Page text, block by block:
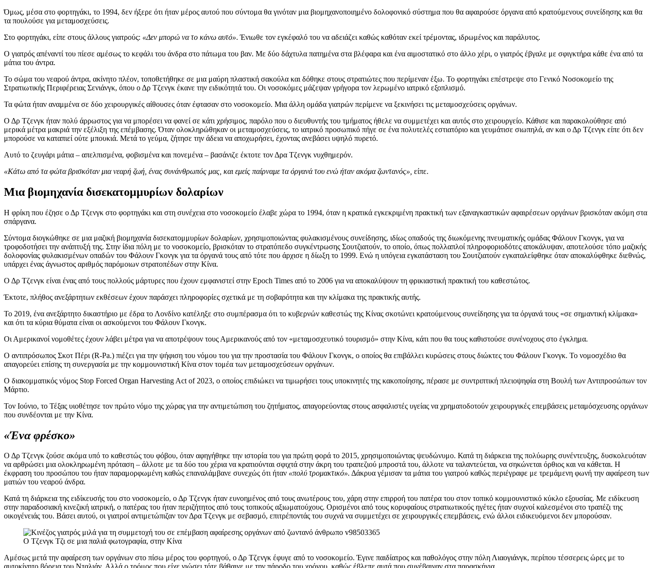
Όμως, μέσα στο φορτηγάκι, το 1994, δεν ήξερε ότι ήταν μέρος αυτού που σύντομα θα γινόταν μια βιομηχανοποιημένο δολοφονικό σύστημα που θα αφαιρούσε όργανα από κρατούμενους συνείδησης και θα
τα πουλούσε για μεταμοσχεύσεις.
Στο φορτηγάκι, είπε στους άλλους γιατρούς: «Δεν μπορώ να το κάνω αυτό». Ένιωθε τον εγκέφαλό του να αδειάζει καθώς καθόταν εκεί τρέμοντας, ιδρωμένος και παράλυτος.
Ο γιατρός απέναντί του πίεσε αμέσως το κεφάλι του άνδρα στο πάτωμα του βαν. Με δύο δάχτυλα πατημένα στα βλέφαρα και ένα αιμοστατικό στο άλλο χέρι, ο γιατρός έβγαλε με σφιγκτήρα κάθε ένα από τα
μάτια του άντρα.
Το σώμα του νεαρού άντρα, ακίνητο πλέον, τοποθετήθηκε σε μια μαύρη πλαστική σακούλα και δόθηκε στους στρατιώτες που περίμεναν έξω. Το φορτηγάκι επέστρεψε στο Γενικό Νοσοκομείο της
Στρατιωτικής Περιφέρειας Σενιάνγκ, όπου ο Δρ Τζενγκ έκανε την ειδικότητά του. Οι νοσοκόμες μάζεψαν γρήγορα τον λερωμένο ιατρικό εξοπλισμό.
Τα φώτα ήταν αναμμένα σε δύο χειρουργικές αίθουσες όταν έφτασαν στο νοσοκομείο. Μια άλλη ομάδα γιατρών περίμενε να ξεκινήσει τις μεταμοσχεύσεις οργάνων.
Ο Δρ Τζενγκ ήταν πολύ άρρωστος για να μπορέσει να φανεί σε κάτι χρήσιμος, παρόλο που ο διευθυντής του τμήματος ήθελε να συμμετέχει και αυτός στο χειρουργείο. Κάθισε και παρακολούθησε από
μερικά μέτρα μακριά την εξέλιξη της επέμβασης. Όταν ολοκληρώθηκαν οι μεταμοσχεύσεις, το ιατρικό προσωπικό πήγε σε ένα πολυτελές εστιατόριο και γευμάτισε σιωπηλά, αν και ο Δρ Τζενγκ είπε ότι δεν
μπορούσε να καταπιεί ούτε μπουκιά. Μετά το γεύμα, ζήτησε την άδεια να αποχωρήσει, έχοντας ανεβάσει υψηλό πυρετό.
Αυτό το ζευγάρι μάτια – απελπισμένα, φοβισμένα και πονεμένα – βασάνιζε έκτοτε τον Δρα Τζενγκ νυχθημερόν.
«Κάτω από τα φώτα βρισκόταν μια νεαρή ζωή, ένας συνάνθρωπός μας, και εμείς παίρναμε τα όργανά του ενώ ήταν ακόμα ζωντανός», είπε.
Μια βιομηχανία δισεκατομμυρίων δολαρίων
Η φρίκη που έζησε ο Δρ Τζενγκ στο φορτηγάκι και στη συνέχεια στο νοσοκομείο έλαβε χώρα το 1994, όταν η κρατικά εγκεκριμένη πρακτική των εξαναγκαστικών αφαιρέσεων οργάνων βρισκόταν ακόμη στα
σπάργανα.
Σύντομα διογκώθηκε σε μια μαζική βιομηχανία δισεκατομμυρίων δολαρίων, χρησιμοποιώντας φυλακισμένους συνείδησης, ιδίως οπαδούς της διωκόμενης πνευματικής ομάδας Φάλουν Γκονγκ, για να
τροφοδοτήσει την ανάπτυξή της. Στην ίδια πόλη με το νοσοκομείο, βρισκόταν το στρατόπεδο συγκέντρωσης Σουτζιατούν, το οποίο, όπως πολλαπλοί πληροφοριοδότες αποκάλυψαν, αποτελούσε τόπο μαζικής
δολοφονίας φυλακισμένων οπαδών του Φάλουν Γκονγκ για τα όργανά τους από τότε που άρχισε η δίωξη το 1999. Ενώ η υπόγεια εγκατάσταση του Σουτζιατούν εγκαταλείφθηκε όταν αποκαλύφθηκε διεθνώς,
υπάρχει ένας άγνωστος αριθμός παρόμοιων στρατοπέδων στην Κίνα.
Ο Δρ Τζενγκ είναι ένας από τους πολλούς μάρτυρες που έχουν εμφανιστεί στην Epoch Times από το 2006 για να αποκαλύψουν τη φρικιαστική πρακτική του καθεστώτος.
Έκτοτε, πλήθος ανεξάρτητων εκθέσεων έχουν παράσχει πληροφορίες σχετικά με τη σοβαρότητα και την κλίμακα της πρακτικής αυτής.
Το 2019, ένα ανεξάρτητο δικαστήριο με έδρα το Λονδίνο κατέληξε στο συμπέρασμα ότι το κυβερνών καθεστώς της Κίνας σκοτώνει κρατούμενους συνείδησης για τα όργανά τους «σε σημαντική κλίμακα»
και ότι τα κύρια θύματα είναι οι ασκούμενοι του Φάλουν Γκονγκ.
Οι Αμερικανοί νομοθέτες έχουν λάβει μέτρα για να αποτρέψουν τους Αμερικανούς από τον «μεταμοσχευτικό τουρισμό» στην Κίνα, κάτι που θα τους καθιστούσε συνένοχους στο έγκλημα.
Ο αντιπρόσωπος Σκοτ Πέρι (R-Pa.) πιέζει για την ψήφιση του νόμου του για την προστασία του Φάλουν Γκονγκ, ο οποίος θα επιβάλλει κυρώσεις στους διώκτες του Φάλουν Γκονγκ. Το νομοσχέδιο θα
απαγορεύει επίσης τη συνεργασία με την κομμουνιστική Κίνα στον τομέα των μεταμοσχεύσεων οργάνων.
Ο διακομματικός νόμος Stop Forced Organ Harvesting Act of 2023, ο οποίος επιδιώκει να τιμωρήσει τους υποκινητές της κακοποίησης, πέρασε με συντριπτική πλειοψηφία στη Βουλή των Αντιπροσώπων τον
Μάρτιο.
Τον Ιούνιο, το Τέξας υιοθέτησε τον πρώτο νόμο της χώρας για την αντιμετώπιση του ζητήματος, απαγορεύοντας στους ασφαλιστές υγείας να χρηματοδοτούν χειρουργικές επεμβάσεις μεταμόσχευσης οργάνων
που συνδέονται με την Κίνα.
«Ένα φρέσκο»
Ο Δρ Τζενγκ ζούσε ακόμα υπό το καθεστώς του φόβου, όταν αφηγήθηκε την ιστορία του για πρώτη φορά το 2015, χρησιμοποιώντας ψευδώνυμο. Κατά τη διάρκεια της πολύωρης συνέντευξης, δυσκολευόταν
να αρθρώσει μια ολοκληρωμένη πρόταση – άλλοτε με τα δύο του χέρια να κρατιούνται σφιχτά στην άκρη του τραπεζιού μπροστά του, άλλοτε να ταλαντεύεται, να σηκώνεται όρθιος και να κάθεται. Η
έκφραση του προσώπου του ήταν παραμορφωμένη καθώς επαναλάμβανε συνεχώς ότι ήταν «πολύ τρομακτικό». Δάκρυα γέμισαν τα μάτια του γιατρού καθώς περιέγραφε με τρεμάμενη φωνή την αφαίρεση των
ματιών του νεαρού άνδρα.
Κατά τη διάρκεια της ειδίκευσής του στο νοσοκομείο, ο Δρ Τζενγκ ήταν ευνοημένος από τους ανωτέρους του, χάρη στην επιρροή του πατέρα του στον τοπικό κομμουνιστικό κύκλο εξουσίας. Με ειδίκευση
στην παραδοσιακή κινεζική ιατρική, ο πατέρας του ήταν περιζήτητος από τους τοπικούς αξιωματούχους. Ορισμένοι από τους κορυφαίους στρατιωτικούς ηγέτες ήταν συχνοί καλεσμένοι στο τραπέζι της
οικογένειάς του. Βάσει αυτού, οι γιατροί αντιμετώπιζαν τον Δρα Τζενγκ με σεβασμό, επιτρέποντάς του συχνά να συμμετέχει σε χειρουργικές επεμβάσεις, ενώ άλλοι ειδικευόμενοι δεν μπορούσαν.
Ο Τζενγκ Τζι σε μια παλιά φωτογραφία, στην Κίνα
Αμέσως μετά την αφαίρεση των οργάνων στο πίσω μέρος του φορτηγού, ο Δρ Τζενγκ έφυγε από το νοσοκομείο. Έγινε παιδίατρος και παθολόγος στην πόλη Λιαογιάνγκ, περίπου τέσσερεις ώρες με το